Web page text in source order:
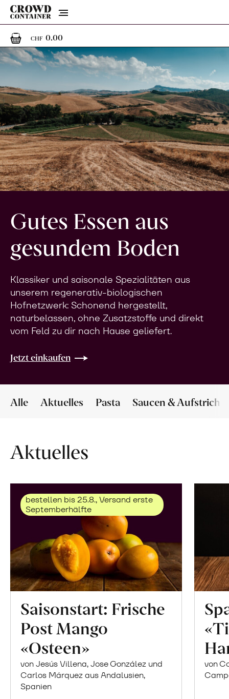
Menu
CHF 0.000 Artikel im Warenkorb
Gutes Essen aus
gesundem Boden
Klassiker und saisonale Spezialitäten aus
unserem regenerativ-biologischen
Hofnetzwerk: Schonend hergestellt,
naturbelassen, ohne Zusatzstoffe und direkt
vom Feld zu dir nach Hause geliefert.
Jetzt einkaufen
Alle Aktuelles Pasta Saucen & Aufstriche
Aktuelles
bestellen bis 25.8., Versand erste
Septemberhälfte
Saisonstart: Frische
Post Mango
«Osteen»
von Jesús Villena, Jose González und
Carlos Márquez aus Andalusien,
Spanien
von